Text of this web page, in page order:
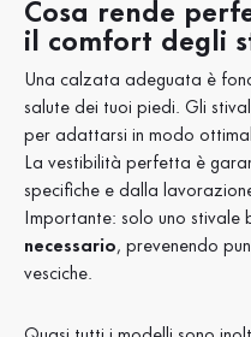
Cosa rende
il comfort degli
Una calzata adeguata è
salute dei tuoi piedi. Gli
per adattarsi in modo
La vestibilità perfetta è
specifiche e dalla
Importante: solo uno stivale
necessario, prevenendo
vesciche.